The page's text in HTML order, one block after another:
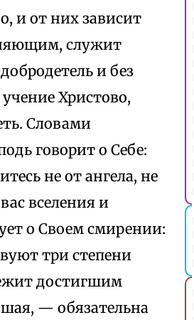
и от них зависит
служит
и без
Христово,
Словами
говорит о Себе:
не от ангела, не
вселения и
о Своем смирении:
три степени
достигшим
— обязательна